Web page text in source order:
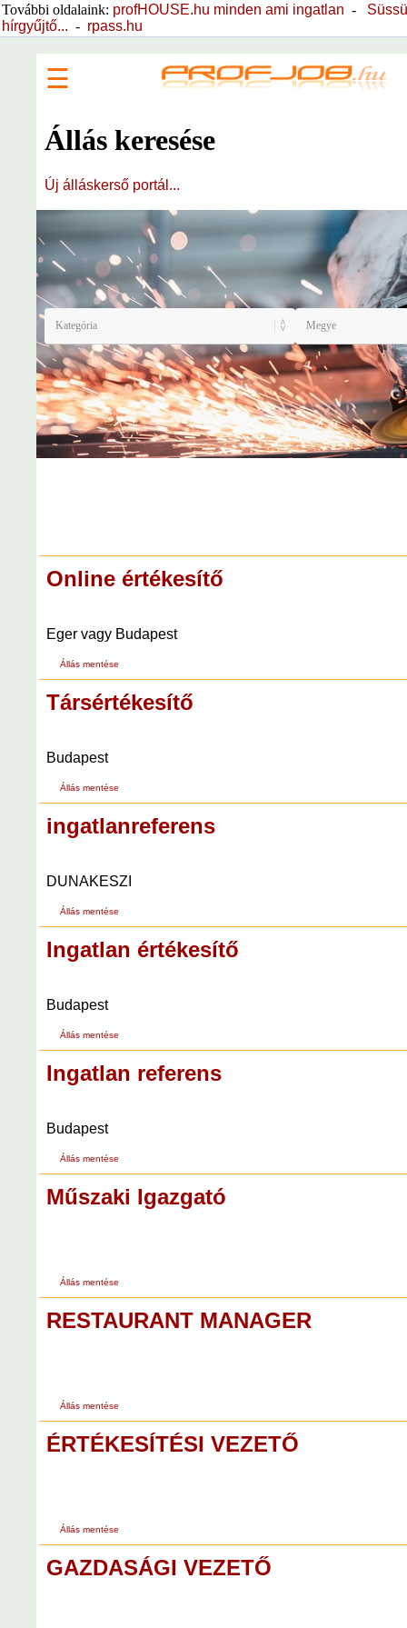
További oldalaink: profHOUSE.hu minden ami ingatlan -
hírgyűjtő... - rpass.hu
☰
Állás keresése
Új álláskerső portál...
Online értékesítő
Eger vagy Budapest
Állás mentése
Társértékesítő
Budapest
Állás mentése
ingatlanreferens
DUNAKESZI
Állás mentése
Ingatlan értékesítő
Budapest
Állás mentése
Ingatlan referens
Budapest
Állás mentése
Műszaki Igazgató
Állás mentése
RESTAURANT MANAGER
Állás mentése
ÉRTÉKESÍTÉSI VEZETŐ
Állás mentése
GAZDASÁGI VEZETŐ